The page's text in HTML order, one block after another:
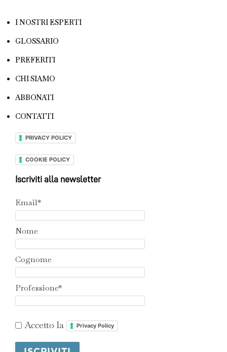
I NOSTRI ESPERTI
GLOSSARIO
PREFERITI
CHI SIAMO
ABBONATI
CONTATTI
PRIVACY POLICY
COOKIE POLICY
Iscriviti alla newsletter
Email*
Nome
Cognome
Professione*
Accetto la Privacy Policy